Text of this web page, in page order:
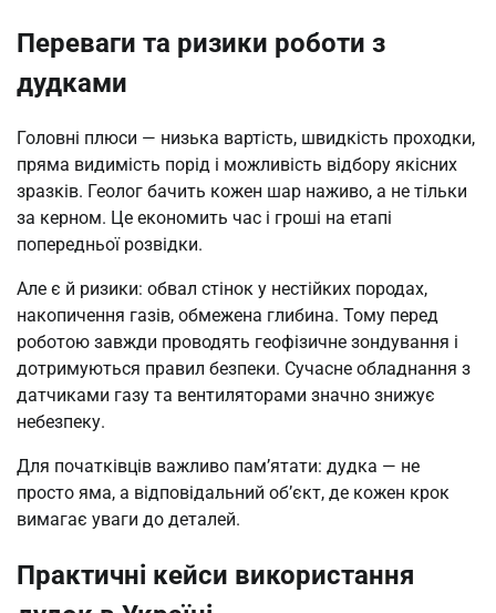
Переваги та ризики роботи з
дудками
Головні плюси — низька вартість, швидкість проходки,
пряма видимість порід і можливість відбору якісних
зразків. Геолог бачить кожен шар наживо, а не тільки
за керном. Це економить час і гроші на етапі
попередньої розвідки.
Але є й ризики: обвал стінок у нестійких породах,
накопичення газів, обмежена глибина. Тому перед
роботою завжди проводять геофізичне зондування і
дотримуються правил безпеки. Сучасне обладнання з
датчиками газу та вентиляторами значно знижує
небезпеку.
Для початківців важливо пам’ятати: дудка — не
просто яма, а відповідальний об’єкт, де кожен крок
вимагає уваги до деталей.
Практичні кейси використання